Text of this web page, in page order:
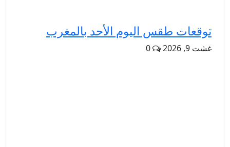
توقعات طقس اليوم الأحد بالمغرب
غشت 9, 2026 0